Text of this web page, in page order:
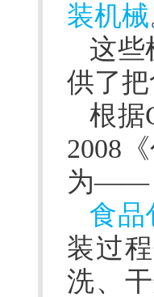
装机械
这些
供了
根据
2008
为——
食品
装过
洗、